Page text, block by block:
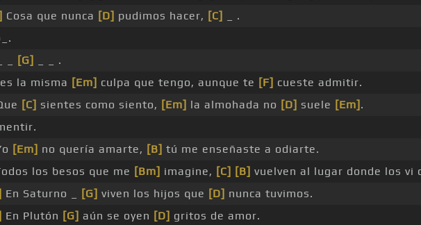
Cosa que nunca [D] pudimos hacer, [C]
_ .
[G]
_ _ .
la misma [Em] culpa que tengo, aunque te [F] cueste admitir.
[C] sientes como siento, [Em] la almohada no [D] suele [Em] .
[Em] no quería amarte, [B] tú me enseñaste a odiarte.
los besos que me [Bm] imagine, [C] [B] vuelven al lugar donde los vi
En Saturno _ [G] viven los hijos que [D] nunca tuvimos.
En Plutón [G] aún se oyen [D] gritos de amor.